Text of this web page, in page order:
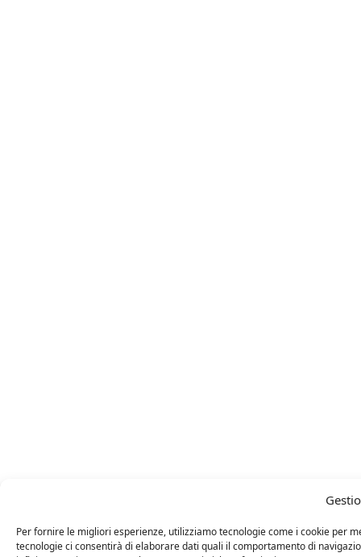
Per fornire le migliori esperienze, utilizziamo tecnologie come i cookie per
tecnologie ci consentirà di elaborare dati quali il comportamento di